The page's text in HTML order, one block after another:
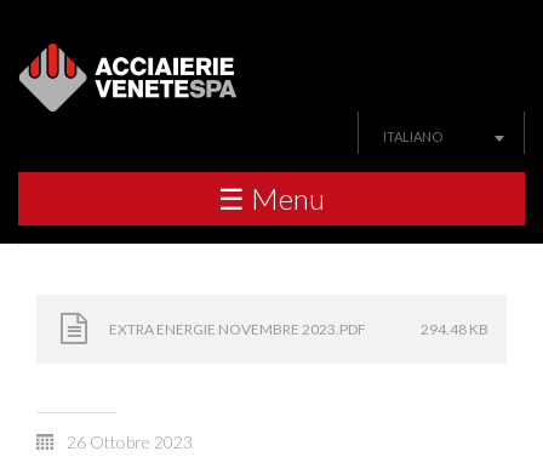
ITALIANO
☰ Menu
EXTRA ENERGIE NOVEMBRE 2023.PDF 294.48 KB
26 Ottobre 2023